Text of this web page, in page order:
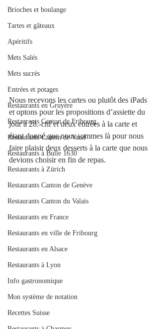
Brioches et boulange
Tartes et gâteaux
Apéritifs
Mets Salés
Mets sucrés
Entrées et potages
Restaurants en Gruyère
Restaurants Canton de Fribourg
Restaurants Canton de Vaud
Restaurants à Bulle 1630
Restaurants à Zürich
Restaurants Canton de Genève
Restaurants Canton du Valais
Restaurants en France
Restaurants en ville de Fribourg
Restaurants en Alsace
Restaurants à Lyon
Info gastronomique
Mon système de notation
Recettes Suisse
Nous recevons les cartes ou plutôt des iPads
et optons pour les propositions d’assiette du
jour à 28.-chf et deux entrées à la carte et
étant donné que nous sommes là pour nous
faire plaisir deux desserts à la carte que nous
devions choisir en fin de repas.